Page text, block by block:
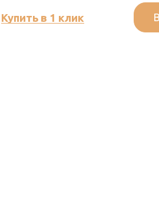
Купить в 1 клик